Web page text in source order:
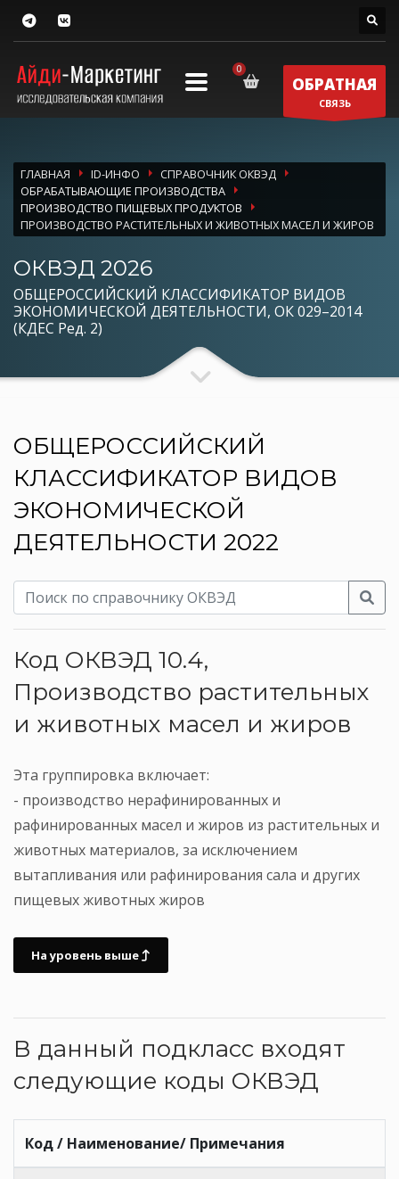
ОБРАТНАЯ
СВЯЗЬ
ГЛАВНАЯ ID-ИНФО
СПРАВОЧНИК ОКВЭД
ОБРАБАТЫВАЮЩИЕ ПРОИЗВОДСТВА
ПРОИЗВОДСТВО ПИЩЕВЫХ ПРОДУКТОВ
ПРОИЗВОДСТВО РАСТИТЕЛЬНЫХ И ЖИВОТНЫХ МАСЕЛ И ЖИРОВ
ОКВЭД 2026
ОБЩЕРОССИЙСКИЙ КЛАССИФИКАТОР ВИДОВ
ЭКОНОМИЧЕСКОЙ ДЕЯТЕЛЬНОСТИ, ОК 029–2014
(КДЕС Ред. 2)
ОБЩЕРОССИЙСКИЙ
КЛАССИФИКАТОР ВИДОВ
ЭКОНОМИЧЕСКОЙ
ДЕЯТЕЛЬНОСТИ 2022
Код ОКВЭД 10.4,
Производство растительных
и животных масел и жиров
Эта группировка включает:
- производство нерафинированных и
рафинированных масел и жиров из растительных и
животных материалов, за исключением
вытапливания или рафинирования сала и других
пищевых животных жиров
На уровень выше
В данный подкласс входят
следующие коды ОКВЭД
Код / Наименование/ Примечания